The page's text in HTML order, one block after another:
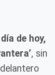
de hoy,
, sin